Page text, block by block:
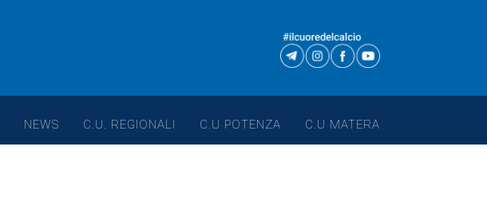
NEWS C.U. REGIONALI C.U POTENZA C.U MATERA